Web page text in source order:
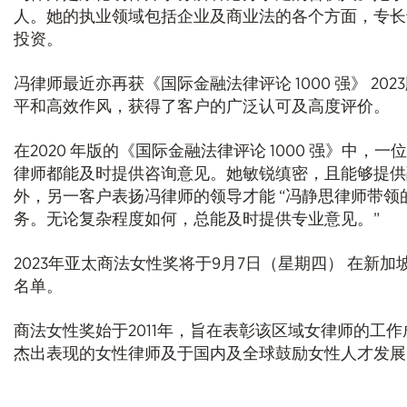
人。她的执业领域包括企业及商业法的各个方面，专
投资。
冯律师最近亦再获《国际金融法律评论 1000 强》
平和高效作风，获得了客户的广泛认可及高度评价。
在2020 年版的《国际金融法律评论 1000 强》中，一
律师都能及时提供咨询意见。她敏锐缜密，且能够提
外，另一客户表扬冯律师的领导才能 “冯静思律师带
务。无论复杂程度如何，总能及时提供专业意见。”
2023年亚太商法女性奖将于9月7日（星期四） 在新
名单。
商法女性奖始于2011年，旨在表彰该区域女律师的工
杰出表现的女性律师及于国内及全球鼓励女性人才发